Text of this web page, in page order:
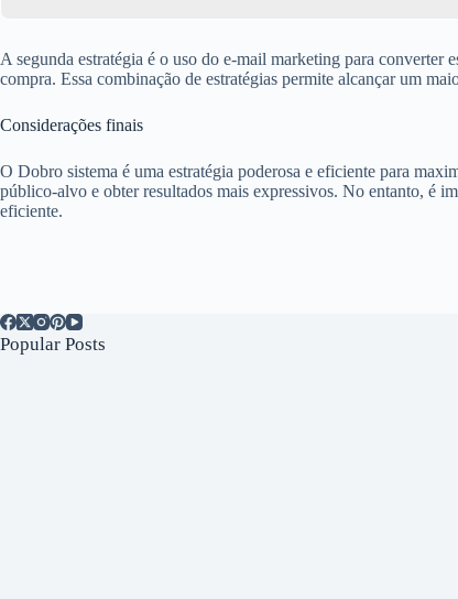
A segunda estratégia é o uso do e-mail marketing para converter
compra. Essa combinação de estratégias permite alcançar um
Considerações finais
O Dobro sistema é uma estratégia poderosa e eficiente para
público-alvo e obter resultados mais expressivos. No entanto, é
eficiente.
Popular Posts